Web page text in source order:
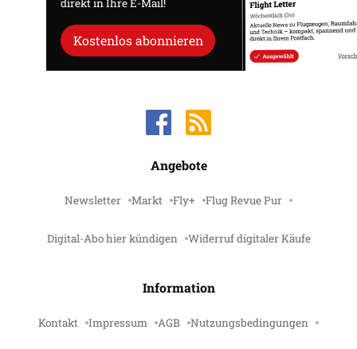
Kostenlos abonnieren
Angebote
Newsletter Markt Fly+ Flug Revue Pur
Digital-Abo hier kündigen Widerruf digitaler Käufe
Information
Kontakt Impressum AGB Nutzungsbedingungen